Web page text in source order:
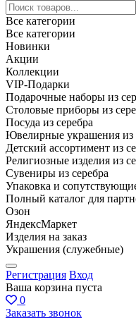
Все категории
Все категории
Новинки
Акции
Коллекции
VIP-Подарки
Подарочные наборы из
Столовые приборы из
Посуда из серебра
Ювелирные украшения из
Детский ассортимент из
Религиозные изделия из
Сувениры из серебра
Упаковка и
Полный каталог для
Озон
ЯндексМаркет
Изделия на заказ
Украшения (служебные)
Регистрация Вход
Ваша корзина пуста
0
Заказать звонок